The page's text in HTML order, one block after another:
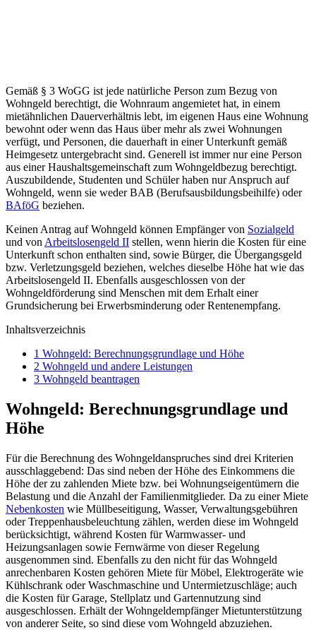
Gemäß § 3 WoGG ist jede natürliche Person zum Bezug von
Wohngeld berechtigt, die Wohnraum angemietet hat, in einem
mietähnlichen Dauerverhältnis lebt, im eigenen Haus eine Wohnung
bewohnt oder wenn das Haus über mehr als zwei Wohnungen
verfügt, und Personen, die dauerhaft in einer Unterkunft gemäß
Heimgesetz untergebracht sind. Generell ist immer nur eine Person
aus einer Haushaltsgemeinschaft zum Wohngeldbezug berechtigt.
Auszubildende, Studenten und Schüler haben nur Anspruch auf
Wohngeld, wenn sie weder BAB (Berufsausbildungsbeihilfe) oder
BAföG beziehen.
Keinen Antrag auf Wohngeld können Empfänger von Sozialgeld
und von Arbeitslosengeld II stellen, wenn hierin die Kosten für eine
Unterkunft schon enthalten sind, sowie Bürger, die Übergangsgeld
bzw. Verletzungsgeld beziehen, welches dieselbe Höhe hat wie das
Arbeitslosengeld II. Ebenfalls ausgeschlossen von der
Wohngeldförderung sind Menschen mit dem Erhalt einer
Grundsicherung bei Erwerbsminderung oder Rentenempfang.
Inhaltsverzeichnis
1 Wohngeld: Berechnungsgrundlage und Höhe
2 Wohngeld und andere Leistungen
3 Wohngeld beantragen
Wohngeld: Berechnungsgrundlage und
Höhe
Für die Berechnung des Wohngeldanspruches sind drei Kriterien
ausschlaggebend: Das sind neben der Höhe des Einkommens die
Höhe der zu zahlenden Miete bzw. bei Wohnungseigentümern die
Belastung und die Anzahl der Familienmitglieder. Da zu einer Miete
Nebenkosten wie Müllbeseitigung, Wasser, Verwaltungsgebühren
oder Treppenhausbeleuchtung zählen, werden diese im Wohngeld
berücksichtigt, während Kosten für Warmwasser- und
Heizungsanlagen sowie Fernwärme von dieser Regelung
ausgenommen sind. Ebenfalls zu den nicht für das Wohngeld
anrechenbaren Kosten gehören Miete für Möbel, Elektrogeräte wie
Kühlschrank oder Waschmaschine und Untermietzuschläge; auch
die Kosten für Garage, Stellplatz und Gartennutzung sind
ausgeschlossen. Erhält der Wohngeldempfänger Mietunterstützung
von anderer Seite, so sind diese vom Wohngeld abzuziehen.